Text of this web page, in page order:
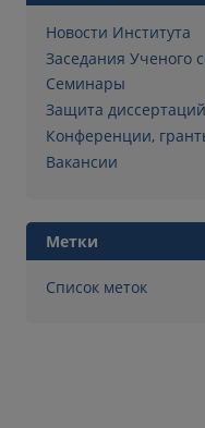
Новости Института
Заседания Ученого
Семинары
Защита диссертаций
Конференции,
Вакансии
Метки
Список меток